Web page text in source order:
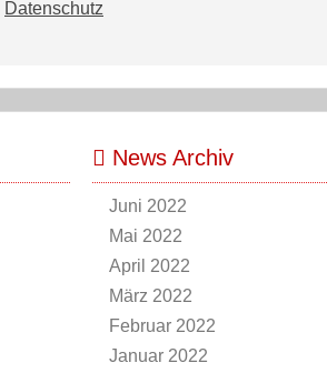
Datenschutz
News Archiv
Juni 2022
Mai 2022
April 2022
März 2022
Februar 2022
Januar 2022